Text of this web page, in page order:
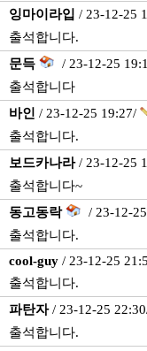
잉마이라입 / 23-12-25
출석합니다.
문득
/ 23-12-25
출석합니다
바인 / 23-12-25 19:27/
출석합니다.
보드카나라/ 23-12-25
출석합니다~
동고동락
/ 23-12-
출석합니다.
cool-guy / 23-12-25
출석합니다.
파탄자/ 23-12-25
출석합니다.